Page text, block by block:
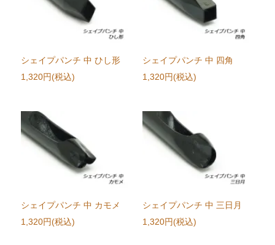
シェイプパンチ 中 ひし形
1,320円(税込)
シェイプパンチ 中 四角
1,320円(税込)
シェイプパンチ 中 カモメ
1,320円(税込)
シェイプパンチ 中 三日月
1,320円(税込)